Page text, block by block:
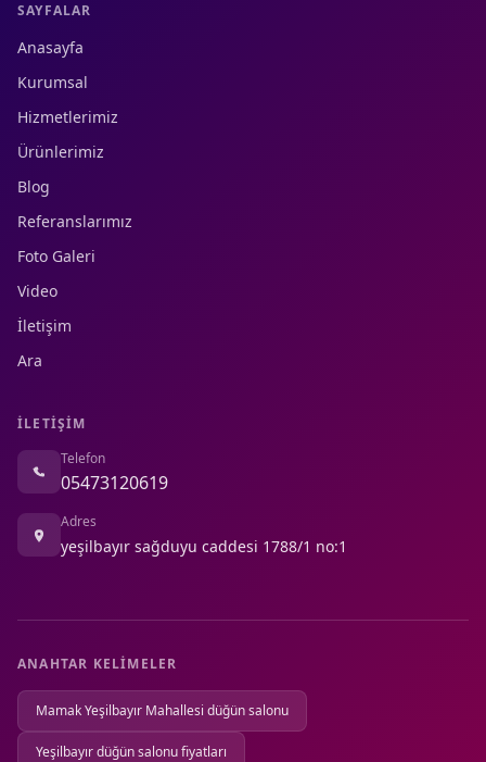
SAYFALAR
Anasayfa
Kurumsal
Hizmetlerimiz
Ürünlerimiz
Blog
Referanslarımız
Foto Galeri
Video
İletişim
Ara
İLETIŞIM
Telefon
05473120619
Adres
yeşilbayır sağduyu caddesi 1788/1 no:1
ANAHTAR KELIMELER
Mamak Yeşilbayır Mahallesi düğün salonu
Yeşilbayır düğün salonu fiyatları